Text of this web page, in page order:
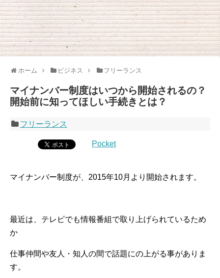
ホーム ビジネス フリーランス
マイナンバー制度はいつから開始されるの？
開始前に知ってほしい手続きとは？
フリーランス
Pocket
マイナンバー制度が、2015年10月より開始されます。
最近は、テレビでも情報番組で取り上げられているため
か
仕事仲間や友人・知人の間で話題にの上がる事がありま
す。